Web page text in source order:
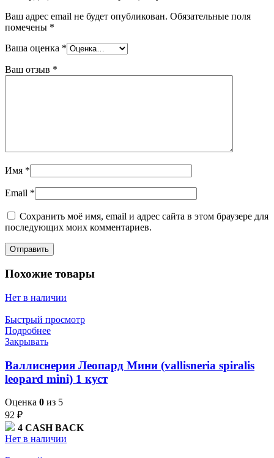
Ваш адрес email не будет опубликован. Обязательные поля
помечены *
Ваша оценка *
Ваш отзыв *
Имя *
Email *
Сохранить моё имя, email и адрес сайта в этом браузере для
последующих моих комментариев.
Похожие товары
Нет в наличии
Быстрый просмотр
Подробнее
Закрывать
Валлиснерия Леопард Мини (vallisneria spiralis
leopard mini) 1 куст
Оценка 0 из 5
92 ₽
4 CASH BACK
Нет в наличии